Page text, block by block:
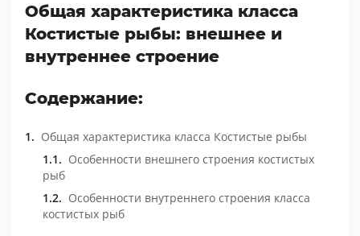
Общая характеристика класса
Костистые рыбы: внешнее и
внутреннее строение
Содержание:
Общая характеристика класса Костистые рыбы
Особенности внешнего строения костистых
рыб
Особенности внутреннего строения класса
костистых рыб